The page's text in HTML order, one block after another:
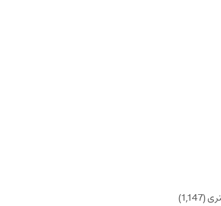
(1,147)